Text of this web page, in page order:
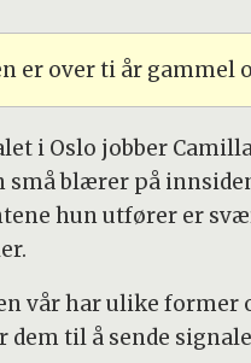
er over ti år gammel
i Oslo jobber
små blærer på
hun utfører er
vår har ulike former
dem til å sende